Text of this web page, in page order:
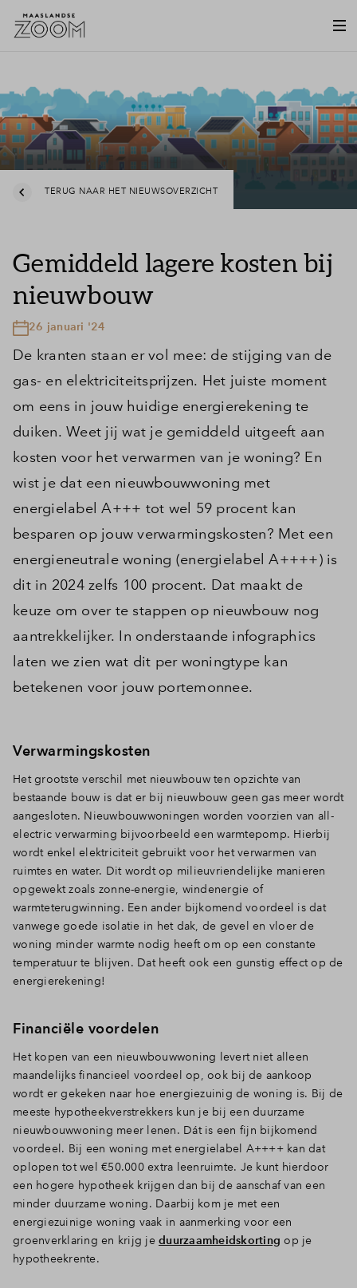
TERUG NAAR HET NIEUWSOVERZICHT
Gemiddeld lagere kosten bij
nieuwbouw
26 januari '24
De kranten staan er vol mee: de stijging van de
gas- en elektriciteitsprijzen. Het juiste moment
om eens in jouw huidige energierekening te
duiken. Weet jij wat je gemiddeld uitgeeft aan
kosten voor het verwarmen van je woning? En
wist je dat een nieuwbouwwoning met
energielabel A+++ tot wel 59 procent kan
besparen op jouw verwarmingskosten? Met een
energieneutrale woning (energielabel A++++) is
dit in 2024 zelfs 100 procent. Dat maakt de
keuze om over te stappen op nieuwbouw nog
aantrekkelijker. In onderstaande infographics
laten we zien wat dit per woningtype kan
betekenen voor jouw portemonnee.
Verwarmingskosten
Het grootste verschil met nieuwbouw ten opzichte van
bestaande bouw is dat er bij nieuwbouw geen gas meer wordt
aangesloten. Nieuwbouwwoningen worden voorzien van all-
electric verwarming bijvoorbeeld een warmtepomp. Hierbij
wordt enkel elektriciteit gebruikt voor het verwarmen van
ruimtes en water. Dit wordt op milieuvriendelijke manieren
opgewekt zoals zonne-energie, windenergie of
warmteterugwinning. Een ander bijkomend voordeel is dat
vanwege goede isolatie in het dak, de gevel en vloer de
woning minder warmte nodig heeft om op een constante
temperatuur te blijven. Dat heeft ook een gunstig effect op de
energierekening!
Financiële voordelen
Het kopen van een nieuwbouwwoning levert niet alleen
maandelijks financieel voordeel op, ook bij de aankoop
wordt er gekeken naar hoe energiezuinig de woning is. Bij de
meeste hypotheekverstrekkers kun je bij een duurzame
nieuwbouwwoning meer lenen. Dát is een fijn bijkomend
voordeel. Bij een woning met energielabel A++++ kan dat
oplopen tot wel €50.000 extra leenruimte. Je kunt hierdoor
een hogere hypotheek krijgen dan bij de aanschaf van een
minder duurzame woning. Daarbij kom je met een
energiezuinige woning vaak in aanmerking voor een
groenverklaring en krijg je duurzaamheidskorting op je
hypotheekrente.